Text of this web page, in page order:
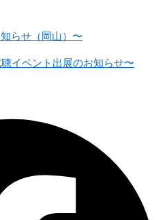
らせ（岡山）〜
イベント出展のお知らせ〜